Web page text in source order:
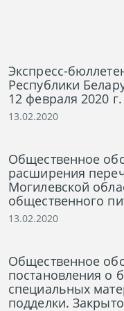
Экспресс-
Республики
12 февраля 2020 г.
13.02.2020
Общественное
расширения
Могилевской
общественного
13.02.2020
Общественное
постановления о
специальных
подделки. Закрыто